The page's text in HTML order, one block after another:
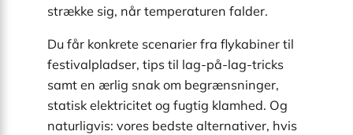
strække sig, når temperaturen falder.
Du får konkrete scenarier fra flykabiner til
festivalpladser, tips til lag-på-lag-tricks
samt en ærlig snak om begrænsninger,
statisk elektricitet og fugtig klamhed. Og
naturligvis: vores bedste alternativer, hvis